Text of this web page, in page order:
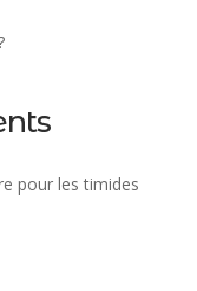
pour les timides